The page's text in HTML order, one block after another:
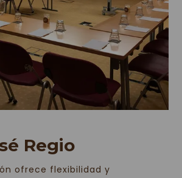
Regio
ofrece flexibilidad y